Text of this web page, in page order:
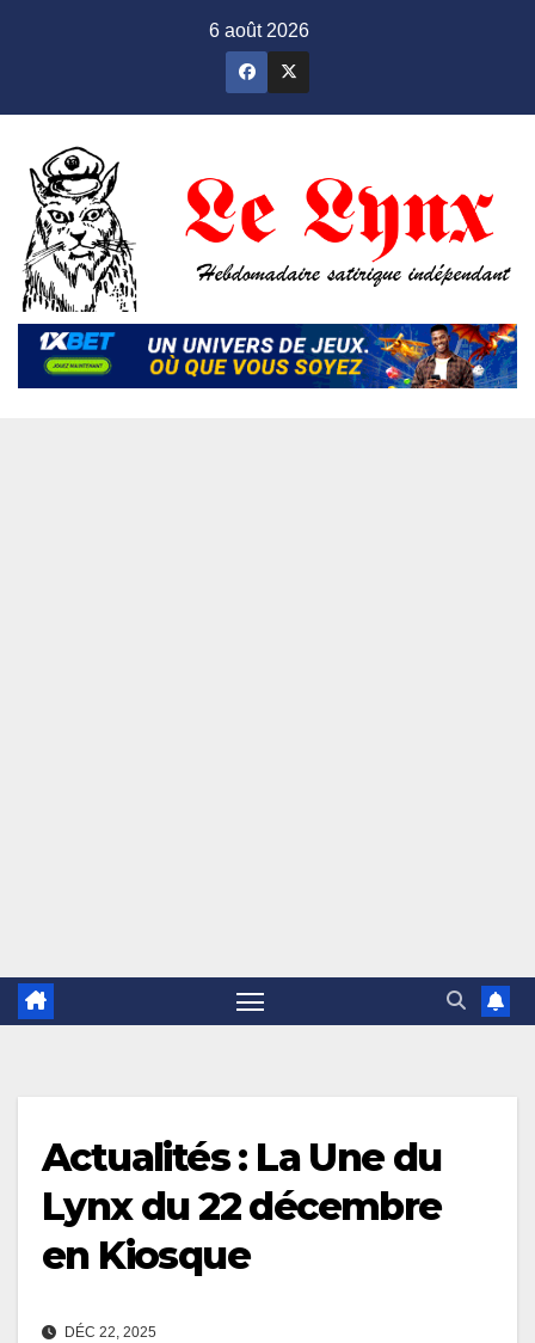
6 août 2026
Actualités : La Une du
Lynx du 22 décembre
en Kiosque
DÉC 22, 2025